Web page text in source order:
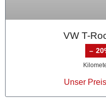
VW T-
–
Unser